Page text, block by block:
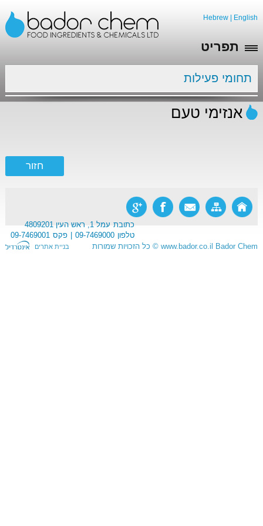
Hebrew English
תפריט
תחומי פעילות
אנזימי טעם
כתובת עמל 1, ראש העין 4809201
טלפון 09-7469000 פקס 09-7469001
Bador Chem
www.bador.co.il
© כל הזכויות שמורות בניית אתרים